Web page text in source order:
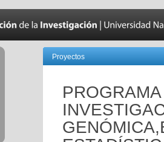
Proyectos